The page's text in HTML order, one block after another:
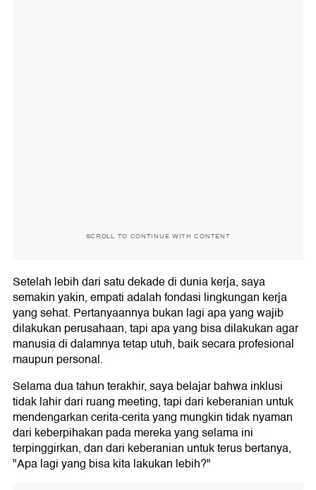
SCROLL TO CONTINUE WITH CONTENT
Setelah lebih dari satu dekade di dunia kerja, saya
semakin yakin, empati adalah fondasi lingkungan kerja
yang sehat. Pertanyaannya bukan lagi apa yang wajib
dilakukan perusahaan, tapi apa yang bisa dilakukan agar
manusia di dalamnya tetap utuh, baik secara profesional
maupun personal.
Selama dua tahun terakhir, saya belajar bahwa inklusi
tidak lahir dari ruang meeting, tapi dari keberanian untuk
mendengarkan cerita-cerita yang mungkin tidak nyaman
dari keberpihakan pada mereka yang selama ini
terpinggirkan, dan dari keberanian untuk terus bertanya,
"Apa lagi yang bisa kita lakukan lebih?"